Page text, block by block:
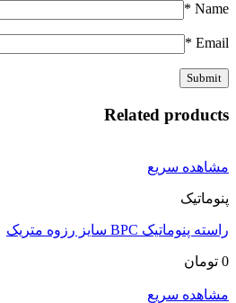
Name
*
Email
*
Related products
مشاهده سریع
پنوماتیک
راسته پنوماتیک BPC سایز رزوه متریک
0 تومان
مشاهده سریع